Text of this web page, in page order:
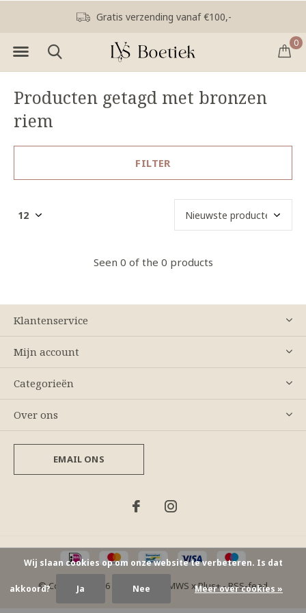
0
Gratis verzending vanaf €100,-
Producten getagd met bronzen
riem
FILTER
Seen 0 of the 0 products
Klantenservice
Mijn account
Categorieën
Over ons
EMAIL ONS
© Copyright 2026 - Theme By DMWS xPlus+-RSS-feed
Wij slaan cookies op om onze website te verbeteren. Is dat
akkoord? Ja Nee Meer over cookies »